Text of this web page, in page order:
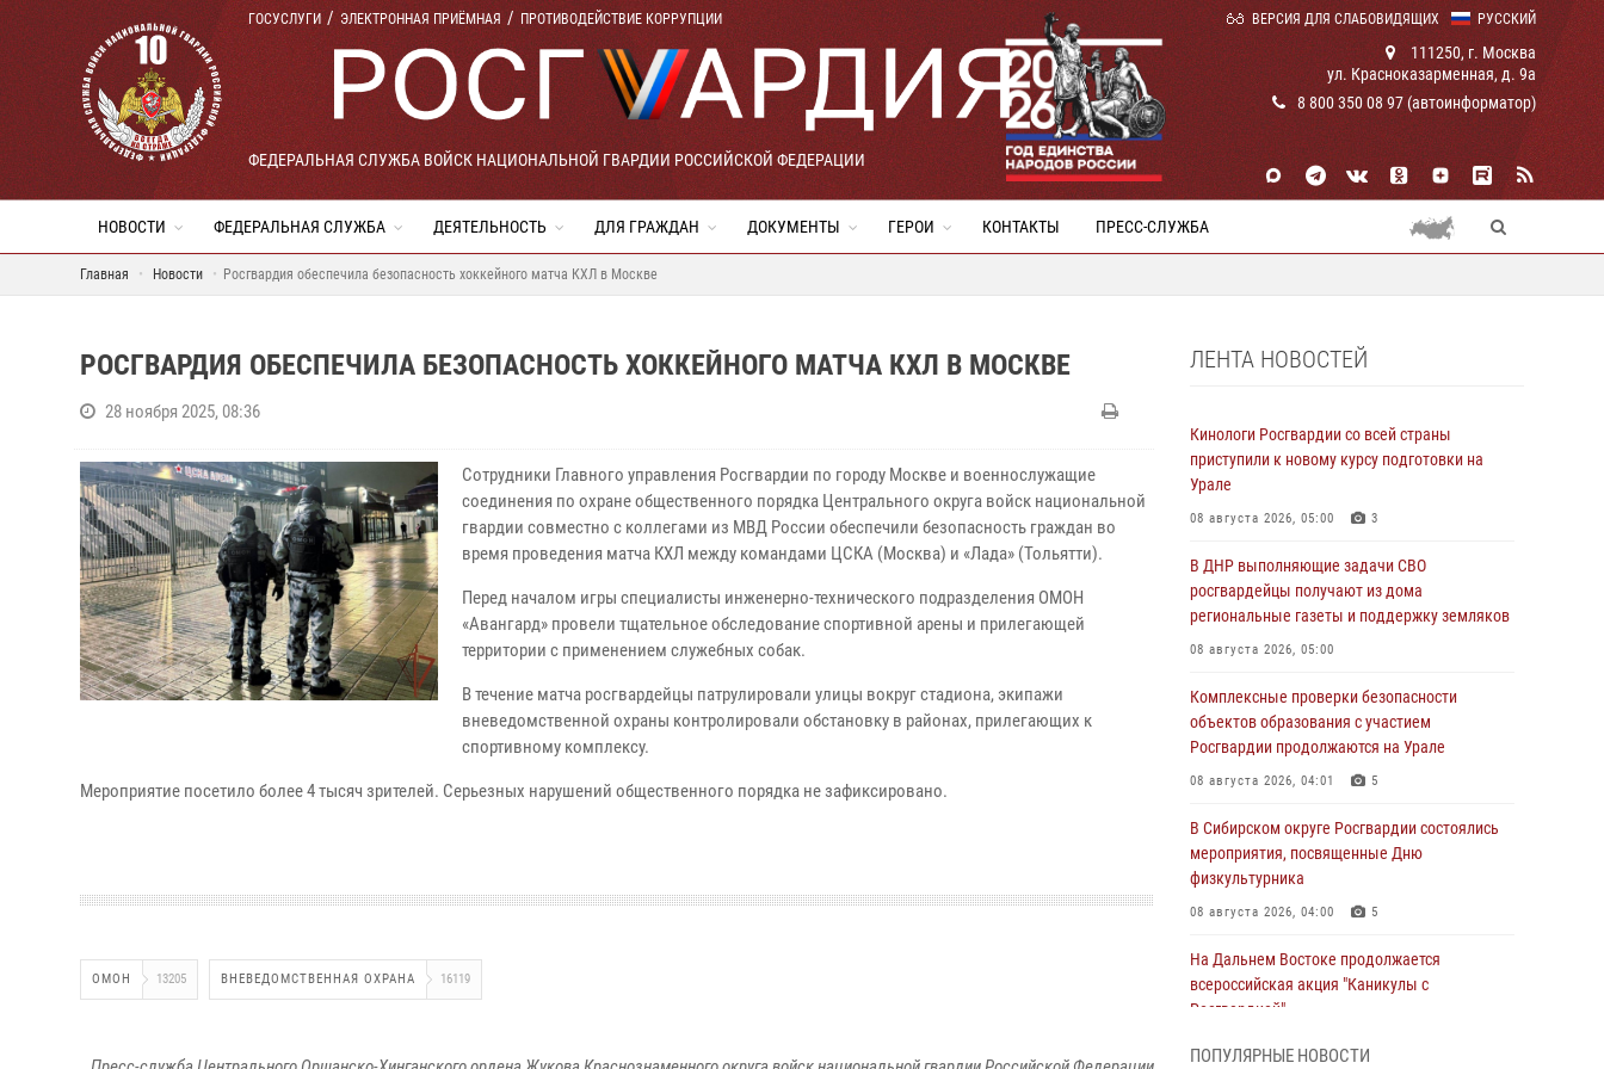
РУССКИЙ
ГОСУСЛУГИ ЭЛЕКТРОННАЯ ПРИЁМНАЯ ПРОТИВОДЕЙСТВИЕ КОРРУПЦИИ ВЕРСИЯ ДЛЯ СЛАБОВИДЯЩИХ
ФЕДЕРАЛЬНАЯ СЛУЖБА ВОЙСК НАЦИОНАЛЬНОЙ ГВАРДИИ РОССИЙСКОЙ ФЕДЕРАЦИИ
111250, г. Москва
ул. Красноказарменная, д. 9а
8 800 350 08 97 (автоинформатор)
НОВОСТИ ФЕДЕРАЛЬНАЯ СЛУЖБА ДЕЯТЕЛЬНОСТЬ ДЛЯ ГРАЖДАН ДОКУМЕНТЫ ГЕРОИ КОНТАКТЫ ПРЕСС-СЛУЖБА
Главная Новости Росгвардия обеспечила безопасность хоккейного матча КХЛ в Москве
РОСГВАРДИЯ ОБЕСПЕЧИЛА БЕЗОПАСНОСТЬ ХОККЕЙНОГО МАТЧА КХЛ В МОСКВЕ
28 ноября 2025, 08:36
Сотрудники Главного управления Росгвардии по городу Москве и военнослужащие
соединения по охране общественного порядка Центрального округа войск национальной
гвардии совместно с коллегами из МВД России обеспечили безопасность граждан во
время проведения матча КХЛ между командами ЦСКА (Москва) и «Лада» (Тольятти).
Перед началом игры специалисты инженерно-технического подразделения ОМОН
«Авангард» провели тщательное обследование спортивной арены и прилегающей
территории с применением служебных собак.
В течение матча росгвардейцы патрулировали улицы вокруг стадиона, экипажи
вневедомственной охраны контролировали обстановку в районах, прилегающих к
спортивному комплексу.
Мероприятие посетило более 4 тысяч зрителей. Серьезных нарушений общественного порядка не зафиксировано.
ОМОН 13205 ВНЕВЕДОМСТВЕННАЯ ОХРАНА 16119
ЛЕНТА НОВОСТЕЙ
Кинологи Росгвардии со всей страны
приступили к новому курсу подготовки на
Урале
08 августа 2026, 05:00 3
В ДНР выполняющие задачи СВО
росгвардейцы получают из дома
региональные газеты и поддержку земляков
08 августа 2026, 05:00
Комплексные проверки безопасности
объектов образования с участием
Росгвардии продолжаются на Урале
08 августа 2026, 04:01 5
В Сибирском округе Росгвардии состоялись
мероприятия, посвященные Дню
физкультурника
08 августа 2026, 04:00 5
На Дальнем Востоке продолжается
всероссийская акция "Каникулы с
Росгвардией"
ПОПУЛЯРНЫЕ НОВОСТИ